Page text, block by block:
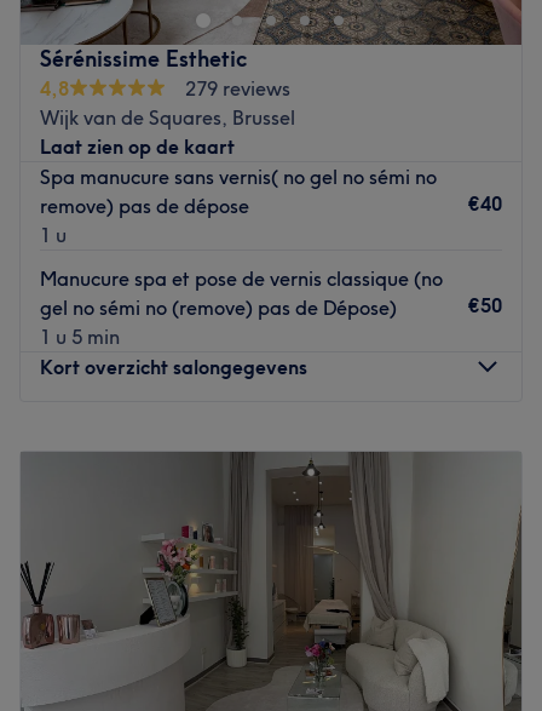
restore and maintain your skin, nails and body to
optimum health. Our revolutionary approach for your skin
and nail care assure an accurate analysis of your specific
requirements before a treatment begins.
Go to venue
Sérénissime Esthetic
4,8
279 reviews
Wijk van de Squares, Brussel
Laat zien op de kaart
Spa manucure sans vernis( no gel no sémi no
remove) pas de dépose
1 u
€40
Manucure spa et pose de vernis classique (no
gel no sémi no (remove) pas de Dépose)
1 u 5 min
€50
Kort overzicht salongegevens
09:00
09:00
09:00
09:00
Zondag
13:00
Sérénissime Esthetic est un institut de beauté situé à
Bruxelles, dans le quartier Européen. C'est un lieu dédié à